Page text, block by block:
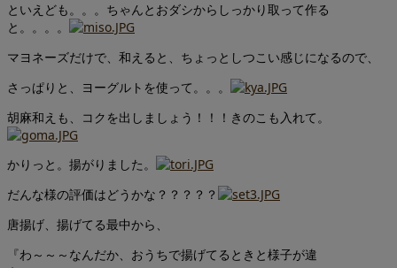
といえども。。。ちゃんとおダシからしっかり取って作る
と。。。。
マヨネーズだけで、和えると、ちょっとしつこい感じになるので、
さっぱりと、ヨーグルトを使って。。。
胡麻和えも、コクを出しましょう！！！きのこも入れて。
かりっと。揚がりました。
だんな様の評価はどうかな？？？？？
唐揚げ、揚げてる最中から、
『わ～～～なんだか、おうちで揚げてるときと様子が違